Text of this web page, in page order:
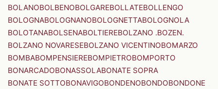
BOLANOBOLBENOBOLGAREBOLLATEBOLLENGO
BOLOGNABOLOGNANOBOLOGNETTABOLOGNOLA
BOLOTANABOLSENABOLTIEREBOLZANO .BOZEN.
BOLZANO NOVARESEBOLZANO VICENTINOBOMARZO
BOMBABOMPENSIEREBOMPIETROBOMPORTO
BONARCADOBONASSOLABONATE SOPRA
BONATE SOTTOBONAVIGOBONDENOBONDOBONDONE